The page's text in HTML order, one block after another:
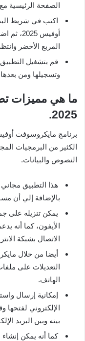
الصفحة الرئيسية
اكتب في شريط
أوفيس
المربع الأخضر
قم بتشغيل التطبيق
وتسجيلها ومن
ما هي مميزات
2025.
الكثير من البرمجيات
النصوص والبيانات.
هذا التطبيق
بالإضافة إلي أن
يمكن تنزيله على
الأيفون، كما أنه
الاتصال بشبكة
أيضا من خلال
الهاتف.
إمكانية إرسال
الإلكتروني لفتحها
بينه وبين البريد
كما أنه يمكن